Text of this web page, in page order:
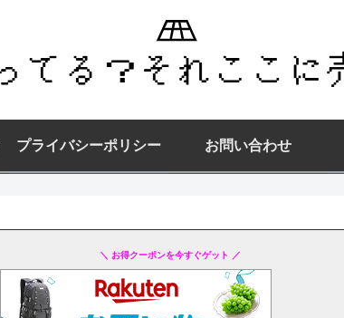
プライバシーポリシー お問い合わせ
＼ お得クーポンを今すぐゲット ／